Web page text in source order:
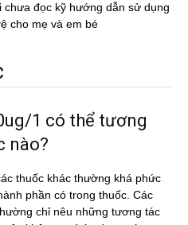
chưa đọc kỹ hướng dẫn sử dụng
cho mẹ và em bé
1 có thể tương
nào?
thuốc khác thường khá phức
phần có trong thuốc. Các
chỉ nêu những tương tác